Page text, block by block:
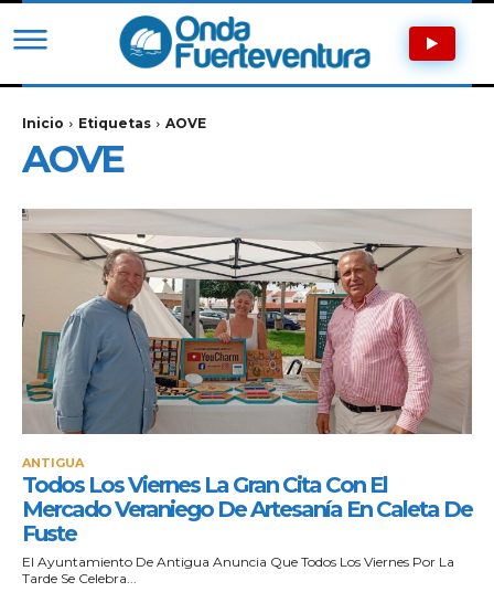
Inicio Etiquetas AOVE
AOVE
ANTIGUA
Todos Los Viernes La Gran Cita Con El
Mercado Veraniego De Artesanía En Caleta De
Fuste
El Ayuntamiento De Antigua Anuncia Que Todos Los Viernes Por La
Tarde Se Celebra...